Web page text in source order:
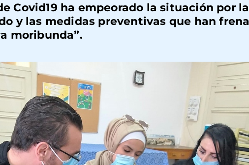
Covid19 ha empeorado la situación por
y las medidas preventivas que han
moribunda”.